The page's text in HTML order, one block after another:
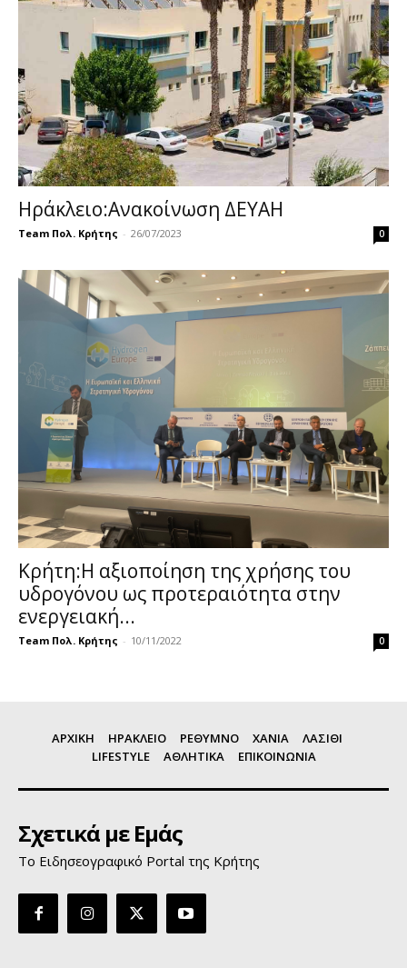
Ηράκλειο:Ανακοίνωση ΔΕΥΑΗ
Team Πολ. Κρήτης - 26/07/2023 0
Κρήτη:Η αξιοποίηση της χρήσης του
υδρογόνου ως προτεραιότητα στην
ενεργειακή...
Team Πολ. Κρήτης - 10/11/2022 0
ΑΡΧΙΚΗ ΗΡΑΚΛΕΙΟ ΡΕΘΥΜΝΟ ΧΑΝΙΑ
ΛΑΣΙΘΙ
LIFESTYLE
ΑΘΛΗΤΙΚΑ ΕΠΙΚΟΙΝΩΝΙΑ
Σχετικά με Εμάς
Το Ειδησεογραφικό Portal της Κρήτης